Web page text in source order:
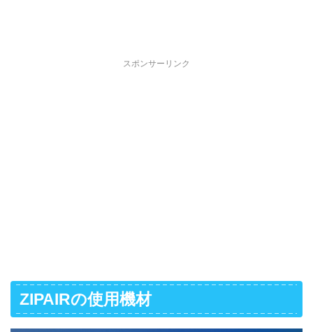
スポンサーリンク
ZIPAIRの使用機材